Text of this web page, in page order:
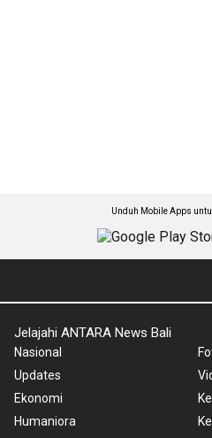
Unduh Mobile Apps
Jelajahi ANTARA News Bali
Nasional
Updates
Ekonomi
Humaniora